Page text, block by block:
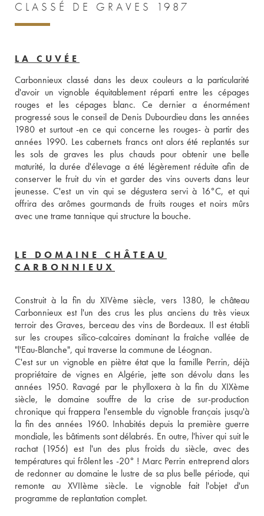
CLASSÉ DE GRAVES 1987
LA CUVÉE
Carbonnieux classé dans les deux couleurs a la particularité
d'avoir un vignoble équitablement réparti entre les cépages
rouges et les cépages blanc. Ce dernier a énormément
progressé sous le conseil de Denis Dubourdieu dans les années
1980 et surtout -en ce qui concerne les rouges- à partir des
années 1990. Les cabernets francs ont alors été replantés sur
les sols de graves les plus chauds pour obtenir une belle
maturité, la durée d'élevage a été légèrement réduite afin de
conserver le fruit du vin et garder des vins ouverts dans leur
jeunesse. C'est un vin qui se dégustera servi à 16°C, et qui
offrira des arômes gourmands de fruits rouges et noirs mûrs
avec une trame tannique qui structure la bouche.
LE DOMAINE CHÂTEAU
CARBONNIEUX
Construit à la fin du XIVème siècle, vers 1380, le château
Carbonnieux est l'un des crus les plus anciens du très vieux
terroir des Graves, berceau des vins de Bordeaux. Il est établi
sur les croupes silico-calcaires dominant la fraîche vallée de
"l'Eau-Blanche", qui traverse la commune de Léognan.
C'est sur un vignoble en piètre état que la famille Perrin, déjà
propriétaire de vignes en Algérie, jette son dévolu dans les
années 1950. Ravagé par le phylloxera à la fin du XIXème
siècle, le domaine souffre de la crise de sur-production
chronique qui frappera l'ensemble du vignoble français jusqu'à
la fin des années 1960. Inhabités depuis la première guerre
mondiale, les bâtiments sont délabrés. En outre, l'hiver qui suit le
rachat (1956) est l'un des plus froids du siècle, avec des
températures qui frôlent les -20° ! Marc Perrin entreprend alors
de redonner au domaine le lustre de sa plus belle période, qui
remonte au XVIIème siècle. Le vignoble fait l'objet d'un
programme de replantation complet.